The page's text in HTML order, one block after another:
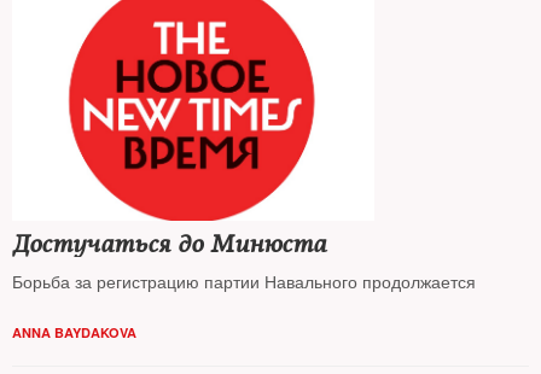
Достучаться до Минюста
Борьба за регистрацию партии Навального продолжается
ANNA BAYDAKOVA